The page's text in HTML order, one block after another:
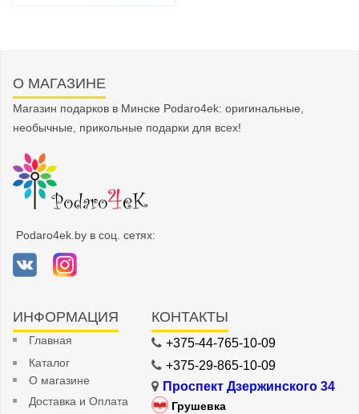
О МАГАЗИНЕ
Магазин подарков в Минске Podaro4ek: оригинальные,
необычные, прикольные подарки для всех!
Podaro4ek.by в соц. сетях:
ИНФОРМАЦИЯ
Главная
Каталог
О магазине
Доставка и Оплата
КОНТАКТЫ
+375-44-765-10-09
+375-29-865-10-09
Проспект Дзержинского 34
Грушевка